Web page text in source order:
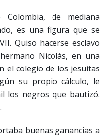
de mediana
es una figura que se
Quiso hacerse esclavo
Nicolás, en una
el colegio de los jesuitas
su propio cálculo, le
los negros que bautizó.
buenas ganancias a